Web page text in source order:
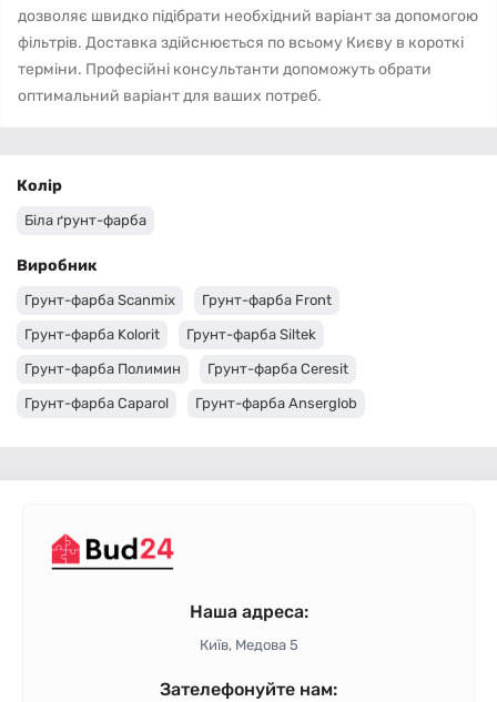
дозволяє швидко підібрати необхідний варіант за допомогою
фільтрів. Доставка здійснюється по всьому Києву в короткі
терміни. Професійні консультанти допоможуть обрати
оптимальний варіант для ваших потреб.
Колір
Біла ґрунт-фарба
Виробник
Грунт-фарба Scanmix Грунт-фарба Front
Грунт-фарба Kolorit Грунт-фарба Siltek
Грунт-фарба Полимин Грунт-фарба Ceresit
Грунт-фарба Caparol Грунт-фарба Anserglob
Наша адреса:
Київ, Медова 5
Зателефонуйте нам: